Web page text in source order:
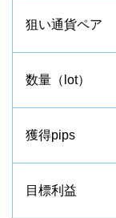
狙い通貨ペア
数量（lot）
獲得pips
目標利益